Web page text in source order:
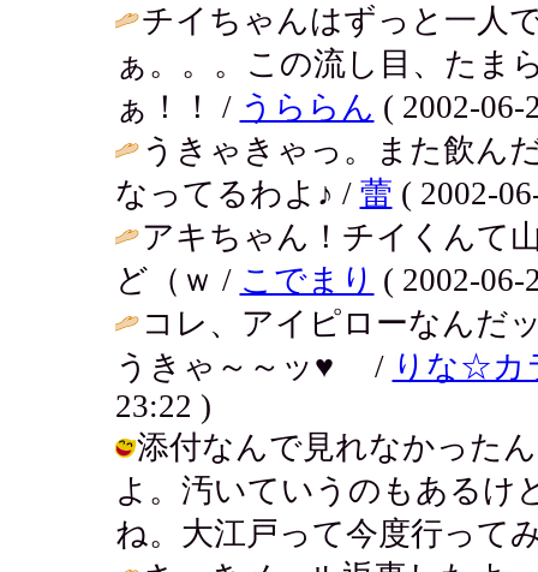
チイちゃんはずっと一人
ぁ。。。この流し目、たま
ぁ！！ / うららん ( 2002-06-
うきゃきゃっ。また飲ん
なってるわよ♪ / 蕾 ( 2002-
アキちゃん！チイくんて
ど（ｗ / こでまり ( 2002-06-
コレ、アイピローなん
うきゃ～～ッ♥ / りな☆カ
23:22 )
添付なんで見れなかった
よ。汚いていうのもあるけ
ね。大江戸って今度行って